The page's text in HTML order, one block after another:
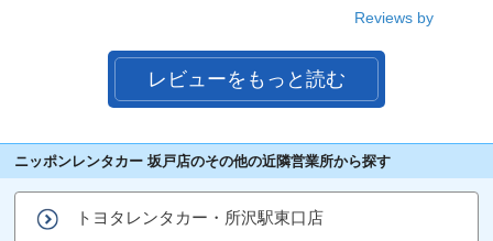
Reviews by
レビューをもっと読む
ニッポンレンタカー 坂戸店のその他の近隣営業所から探す
トヨタレンタカー・所沢駅東口店